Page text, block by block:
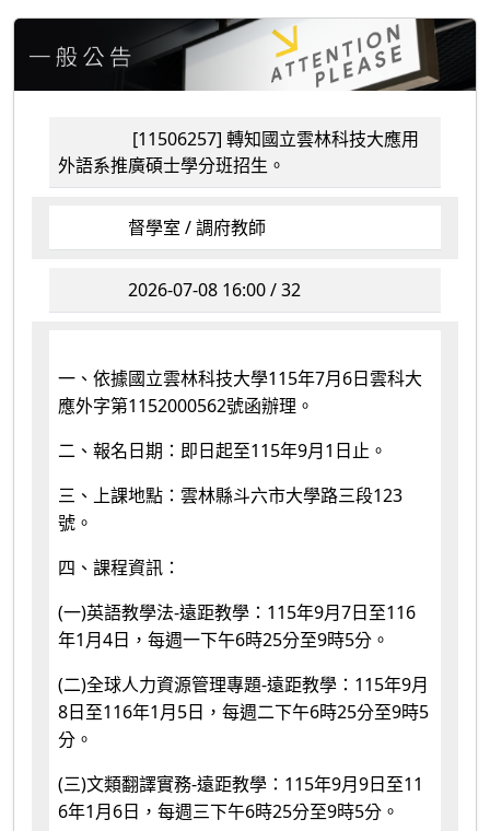
[11506257] 轉知國立雲林科技大應用
外語系推廣碩士學分班招生。
督學室 / 調府教師
2026-07-08 16:00 / 32
一、依據國立雲林科技大學115年7月 6 日雲科大
應外字第1152000562號函辦理。
二、報名日期：即日起至115年9月 1 日止。
三、上課地點：雲林縣斗六市大學路三段123
號。
四、課程資訊：
(一)英語教學法-遠距教學： 115年9月 7 日至116
年1 月 4 日，每週一下午6時25分至9時5分。
(二)全球人力資源管理專題-遠距教學： 115年9月
8 日至116年1 月 5 日，每週二下午6時25分至9時5
分。
(三)文類翻譯實務-遠距教學： 115年9月 9 日至11
6年1 月 6 日，每週三下午6時25分至9時5分。